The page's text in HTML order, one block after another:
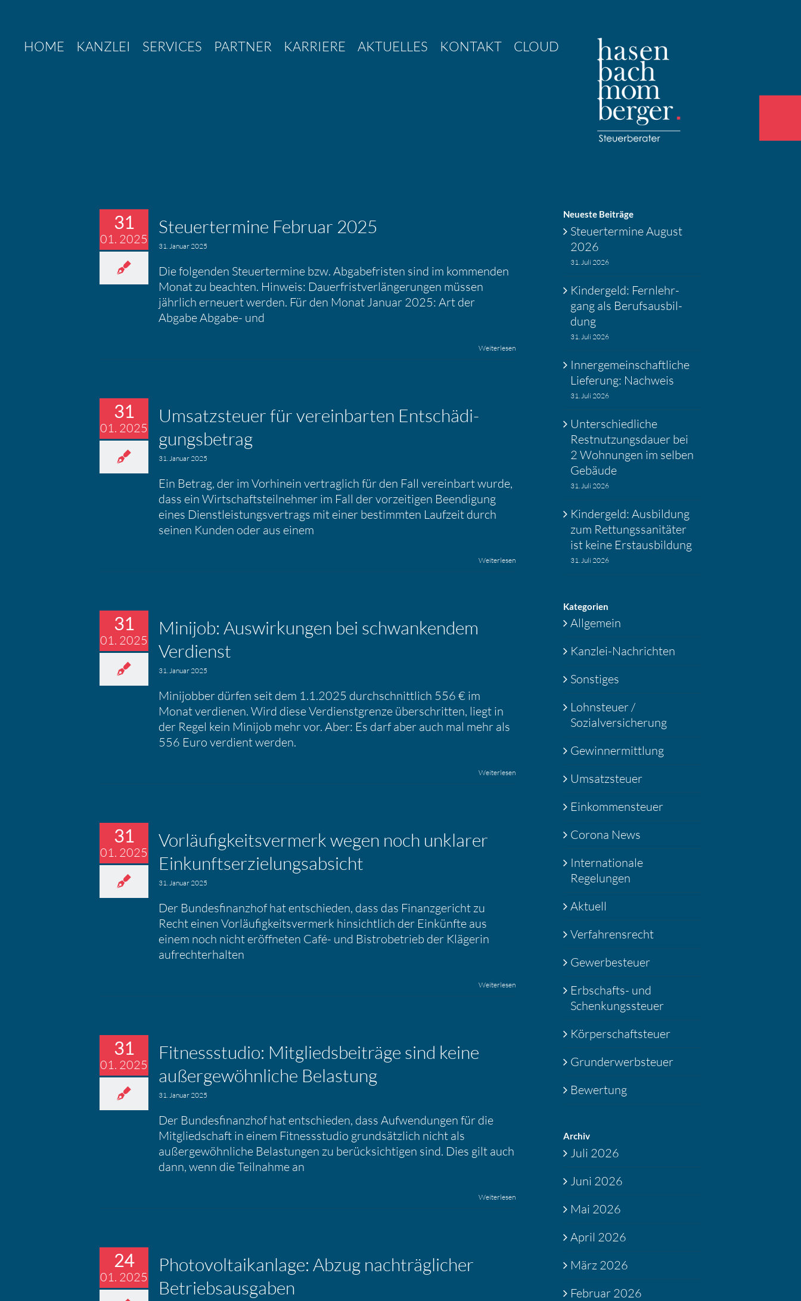
springenHOME KANZLEI SERVICES PARTNER KARRIERE AKTUELLES KONTAKT CLOUD
31
01. 2025
Steuer­ter­mine Februar 2025
31. Januar 2025
Die folgenden Steuertermine bzw. Abgabefristen sind im kommenden
Monat zu beachten. Hinweis: Dauerfristverlängerungen müssen
jährlich erneuert werden. Für den Monat Januar 2025: Art der
Abgabe Abgabe- und
Weiterlesen
31
01. 2025
Umsatz­steuer für verein­barten Entschä­di­
gungs­be­trag
31. Januar 2025
Ein Betrag, der im Vorhinein vertraglich für den Fall vereinbart wurde,
dass ein Wirtschaftsteilnehmer im Fall der vorzeitigen Beendigung
eines Dienstleistungsvertrags mit einer bestimmten Laufzeit durch
seinen Kunden oder aus einem
Weiterlesen
31
01. 2025
Minijob: Auswir­kungen bei schwan­kendem
Verdienst
31. Januar 2025
Minijobber dürfen seit dem 1.1.2025 durchschnittlich 556 € im
Monat verdienen. Wird diese Verdienstgrenze überschritten, liegt in
der Regel kein Minijob mehr vor. Aber: Es darf aber auch mal mehr als
556 Euro verdient werden.
Weiterlesen
31
01. 2025
Vorläu­fig­keits­ver­merk wegen noch unklarer
Einkunfts­er­zie­lungs­ab­sicht
31. Januar 2025
Der Bundesfinanzhof hat entschieden, dass das Finanzgericht zu
Recht einen Vorläufigkeitsvermerk hinsichtlich der Einkünfte aus
einem noch nicht eröffneten Café- und Bistrobetrieb der Klägerin
aufrechterhalten
Weiterlesen
31
01. 2025
Fitness­studio: Mitglieds­bei­träge sind keine
außer­ge­wöhn­liche Belas­tung
31. Januar 2025
Der Bundesfinanzhof hat entschieden, dass Aufwendungen für die
Mitgliedschaft in einem Fitnessstudio grundsätzlich nicht als
außergewöhnliche Belastungen zu berücksichtigen sind. Dies gilt auch
dann, wenn die Teilnahme an
Weiterlesen
24
01. 2025
Photo­vol­ta­ik­an­lage: Abzug nachträg­li­cher
Betriebs­aus­gaben
Neueste Beiträge
Steuer­ter­mine August
2026
31. Juli 2026
Kinder­geld: Fernlehr­
gang als Berufs­aus­bil­
dung
31. Juli 2026
Inner­ge­mein­schaft­liche
Liefe­rung: Nachweis
31. Juli 2026
Unter­schied­liche
Restnut­zungs­dauer bei
2 Wohnungen im selben
Gebäude
31. Juli 2026
Kinder­geld: Ausbil­dung
zum Rettungs­sa­ni­täter
ist keine Erstaus­bil­dung
31. Juli 2026
Katego­rien
Allgemein
Kanzlei-Nachrichten
Sonstiges
Lohnsteuer /
Sozialversicherung
Gewinnermittlung
Umsatzsteuer
Einkommensteuer
Corona News
Internationale
Regelungen
Aktuell
Verfahrensrecht
Gewerbesteuer
Erbschafts- und
Schenkungssteuer
Körperschaftsteuer
Grunderwerbsteuer
Bewertung
Archiv
Juli 2026
Juni 2026
Mai 2026
April 2026
März 2026
Februar 2026